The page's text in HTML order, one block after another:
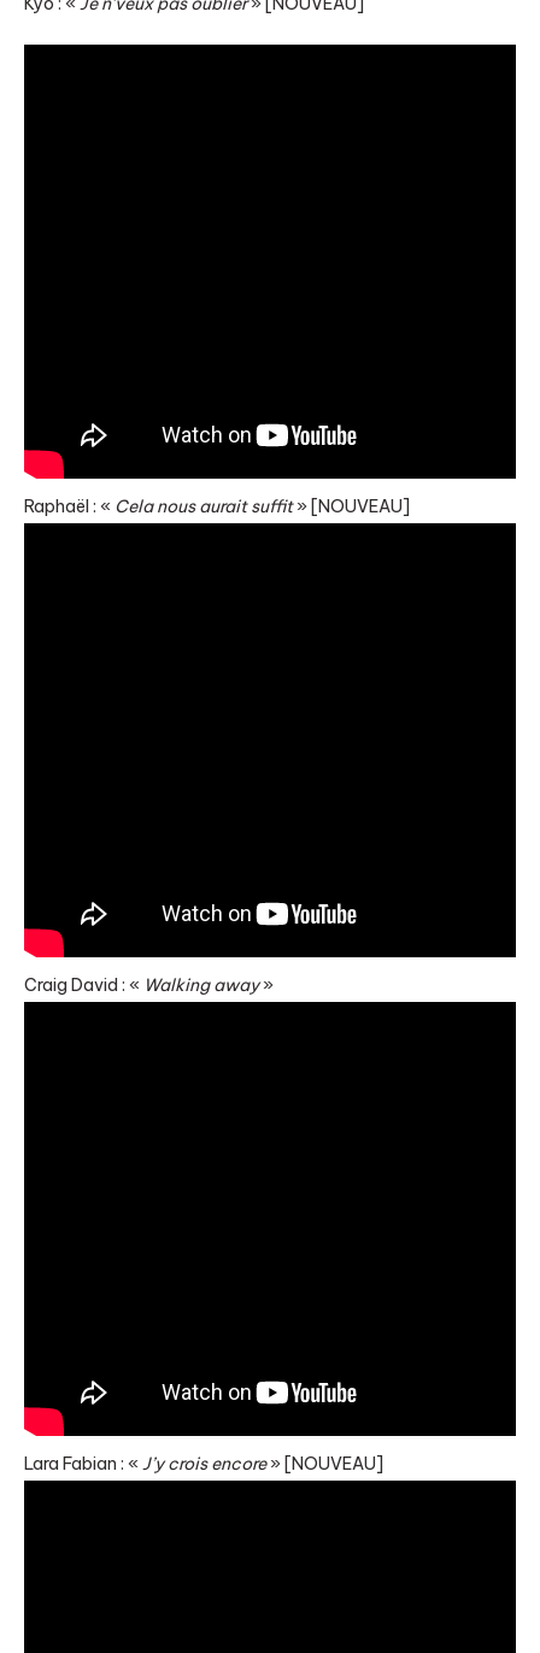
Raphaël : « Cela nous aurait suffit» [NOUVEAU]
Craig David : « Walking away»
Lara Fabian : « J’y crois encore» [NOUVEAU]